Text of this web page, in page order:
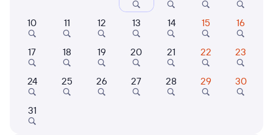
Когда
Кто едет
10 11 12 13 14 15 16
17 18 19 20 21 22 23
24 25 26 27 28 29 30
31